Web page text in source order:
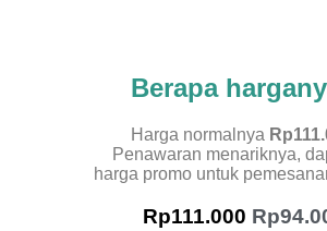
Berapa
Harga normalnya
Penawaran menariknya,
harga promo untuk
Rp111.000